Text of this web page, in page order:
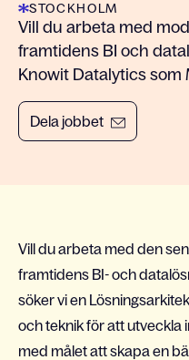
STOCKHOLM
Vill du arbeta med
framtidens BI och
Knowit Datalytics
Dela jobbet
Vill du arbeta med den
framtidens BI- och
söker vi en
och teknik för att utveckla
med målet att skapa en